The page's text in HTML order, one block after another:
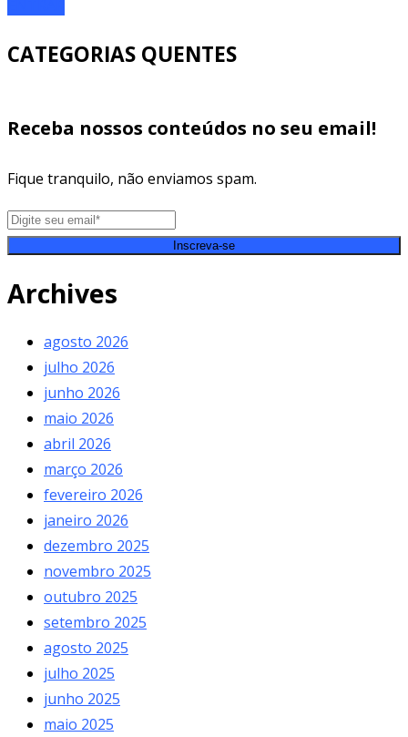
CATEGORIAS QUENTES
Receba nossos conteúdos no seu email!
Fique tranquilo, não enviamos spam.
Inscreva-se
Archives
agosto 2026
julho 2026
junho 2026
maio 2026
abril 2026
março 2026
fevereiro 2026
janeiro 2026
dezembro 2025
novembro 2025
outubro 2025
setembro 2025
agosto 2025
julho 2025
junho 2025
maio 2025